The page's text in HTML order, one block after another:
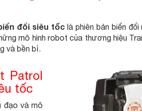
đổi siêu tốc là phiên bản biến
mô hình robot của thương hiệu
và bền bỉ.
Patrol
tốc
đạo và mô